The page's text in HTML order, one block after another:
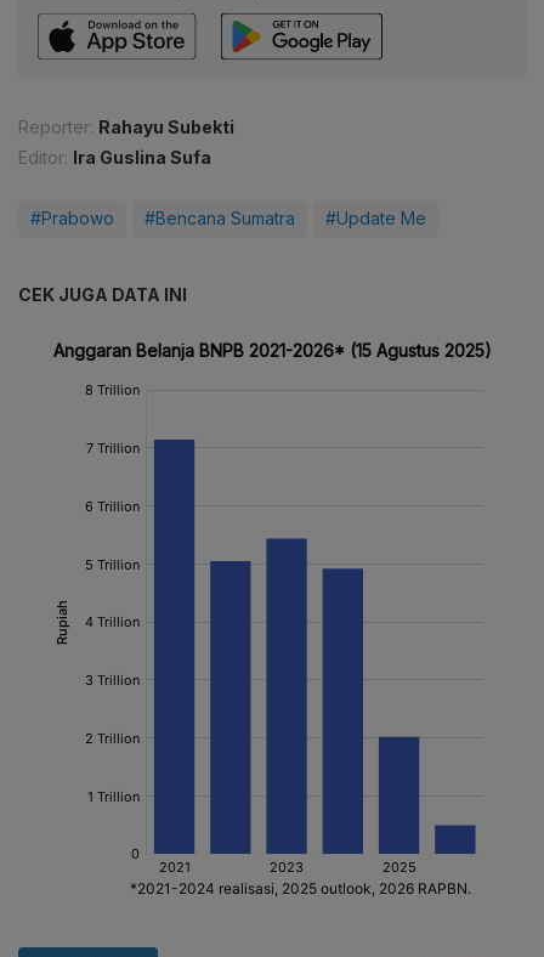
Reporter: Rahayu Subekti
Editor: Ira Guslina Sufa
#Prabowo #Bencana Sumatra #Update Me
CEK JUGA DATA INI